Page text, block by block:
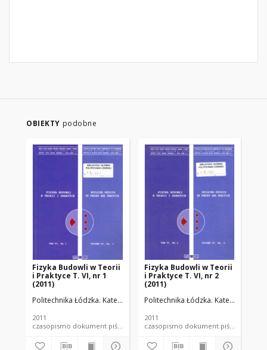
OBIEKTY podobne
Fizyka Budowli w Teorii
i Praktyce T. VI, nr 1
(2011)
Politechnika Łódzka. Katedra Fizyki Budowli i Materiałów
2011
czasopismo dokument piśmienniczy
Fizyka Budowli w Teorii
i Praktyce T. VI, nr 2
(2011)
Politechnika Łódzka. Katedra Fizyki
2011
czasopismo dokument piśmienniczy